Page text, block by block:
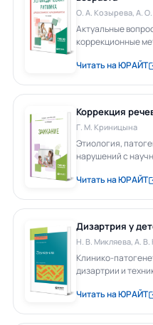
О. А. Козырева, А.
Актуальные
коррекционные
Читать на ЮРАЙТ
Коррекция
Г. М. Криницына
Этиология,
нарушений с
Читать на ЮРАЙТ
Дизартрия у
Н. В. Микляева, А.
Клинико-
дизартрии и
Читать на ЮРАЙТ